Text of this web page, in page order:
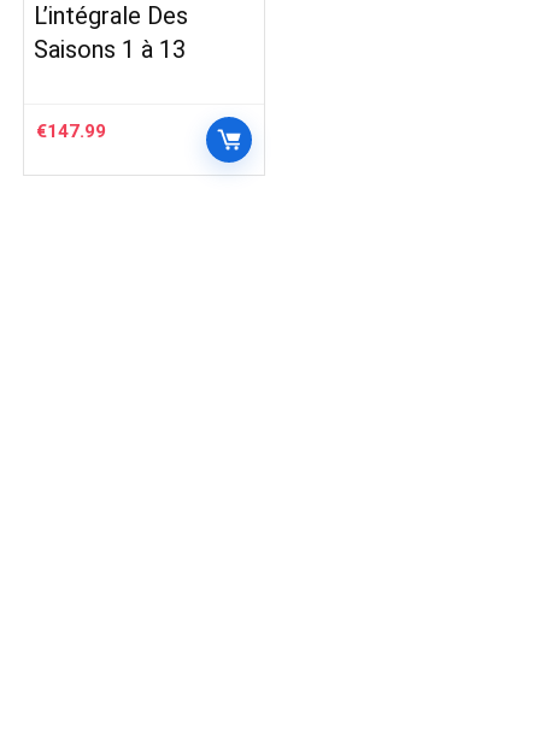
L’intégrale Des
Saisons 1 à 13
€147.99